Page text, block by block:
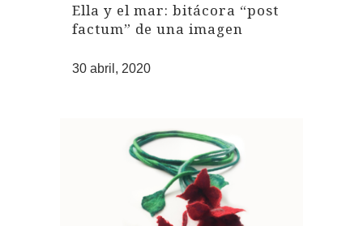
Ella y el mar: bitácora “post
factum” de una imagen
30 abril, 2020